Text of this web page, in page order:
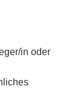
in oder